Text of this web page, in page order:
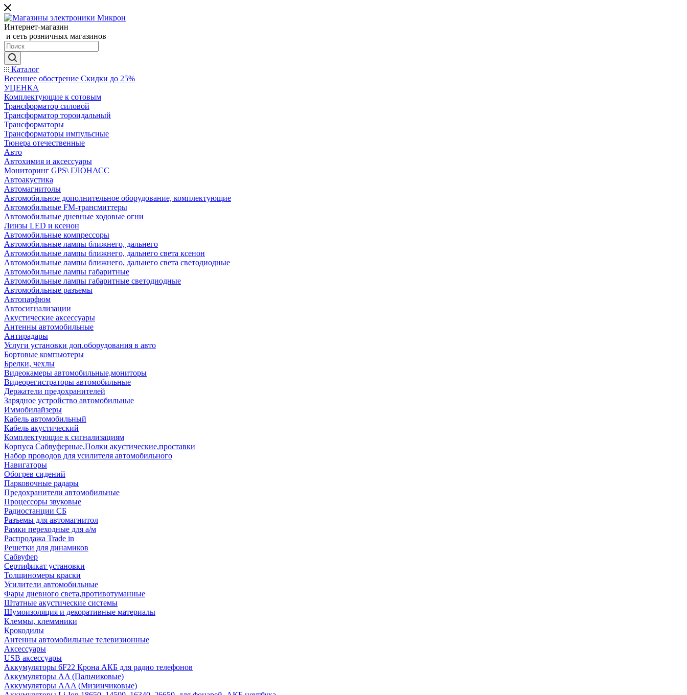
Интернет-магазин
и сеть розничных магазинов
Каталог
Весеннее обострение Скидки до 25%
УЦЕНКА
Комплектующие к сотовым
Трансформатор силовой
Трансформатор тороидальный
Трансформаторы
Трансформаторы импульсные
Тюнера отечественные
Авто
Автохимия и аксессуары
Мониторинг GPS\ ГЛОНАСС
Автоакустика
Автомагнитолы
Автомобильное дополнительное оборудование, комплектующие
Автомобильные FM-трансмиттеры
Автомобильные дневные ходовые огни
Линзы LED и ксенон
Автомобильные компрессоры
Автомобильные лампы ближнего, дальнего
Автомобильные лампы ближнего, дальнего света ксенон
Автомобильные лампы ближнего, дальнего света светодиодные
Автомобильные лампы габаритные
Автомобильные лампы габаритные светодиодные
Автомобильные разъемы
Автопарфюм
Автосигнализации
Акустические аксессуары
Антенны автомобильные
Антирадары
Услуги установки доп.оборудования в авто
Бортовые компьютеры
Брелки, чехлы
Видеокамеры автомобильные,мониторы
Видеорегистраторы автомобильные
Держатели предохранителей
Зарядное устройство автомобильные
Иммобилайзеры
Кабель автомобильный
Кабель акустический
Комплектующие к сигнализациям
Корпуса Сабвуферные,Полки акустические,проставки
Набор проводов для усилителя автомобильного
Навигаторы
Обогрев сидений
Парковочные радары
Предохранители автомобильные
Процессоры звуковые
Радиостанции СБ
Разъемы для автомагнитол
Рамки переходные для а/м
Распродажа Trade in
Решетки для динамиков
Сабвуфер
Сертификат установки
Толщиномеры краски
Усилители автомобильные
Фары дневного света,противотуманные
Штатные акустические системы
Шумоизоляция и декоративные материалы
Клеммы, клеммники
Крокодилы
Антенны автомобильные телевизионные
Аксессуары
USB аксессуары
Аккумуляторы 6F22 Крона АКБ для радио телефонов
Аккумуляторы AA (Пальчиковые)
Аккумуляторы AAA (Мизинчиковые)